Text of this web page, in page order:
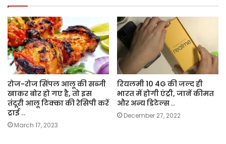
रोज-रोज सिंपल आलू की सब्जी
खाकर बोर हो गए है, तो इस
तंदूरी आलू टिक्का की रेसिपी करें
ट्राई ..
March 17, 2023
रियलमी 10 4G की जल्द ही
भारत में होगी एंट्री, जानें कीमत
और अन्य डिटेल्स ..
December 27, 2022